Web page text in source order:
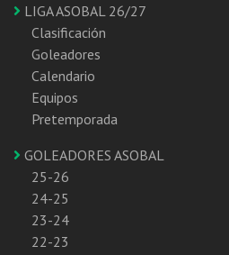
LIGA ASOBAL 26/27
Clasificación
Goleadores
Calendario
Equipos
Pretemporada
GOLEADORES ASOBAL
25-26
24-25
23-24
22-23